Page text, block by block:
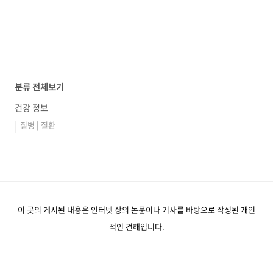
분류 전체보기
건강 정보
질병 | 질환
이 곳의 게시된 내용은 인터넷 상의 논문이나 기사를 바탕으로 작성된 개인
적인 견해입니다.